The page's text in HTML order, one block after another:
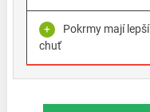
Pokrmy mají lepší
chuť